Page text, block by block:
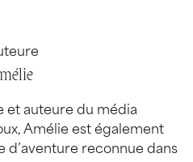
et auteure du média
Amélie est également
reconnue dans